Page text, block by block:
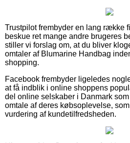
Trustpilot frembyder en lang række
beskue ret mange andre brugeres
stiller vi forslag om, at du bliver
omtaler af Blumarine Handbag
shopping.
Facebook frembyder ligeledes
at få indblik i online shoppens
del online selskaber i Danmark
omtale af deres købsoplevelse,
vurdering af kundetilfredsheden.